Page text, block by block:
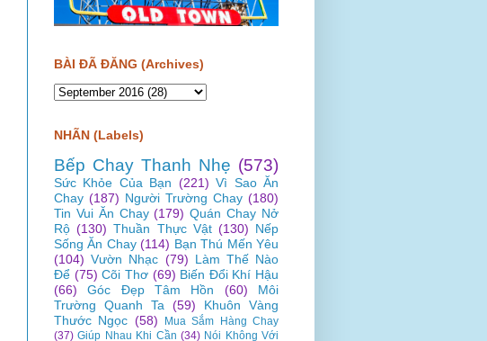
BÀI ĐÃ ĐĂNG (Archives)
NHÃN (Labels)
Bếp Chay Thanh Nhẹ (573)
Sức Khỏe Của Bạn (221) Vì Sao Ăn
Chay (187) Người Trường Chay (180)
Tin Vui Ăn Chay (179) Quán Chay Nở
Rộ (130) Thuần Thực Vật (130) Nếp
Sống Ăn Chay (114) Bạn Thú Mến Yêu
(104) Vườn Nhạc (79) Làm Thế Nào
Để (75) Cõi Thơ (69) Biến Đổi Khí Hậu
(66)
Góc Đẹp Tâm Hồn (60)
Môi
Trường Quanh Ta
(59)
Khuôn Vàng
Thước Ngọc (58)
Mua Sắm Hàng Chay
(37) Giúp Nhau Khi Cần (34) Nói Không Với